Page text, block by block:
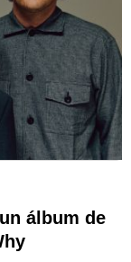
álbum de